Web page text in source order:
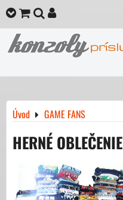
Úvod GAME FANS
HERNÉ OBLEČENIE